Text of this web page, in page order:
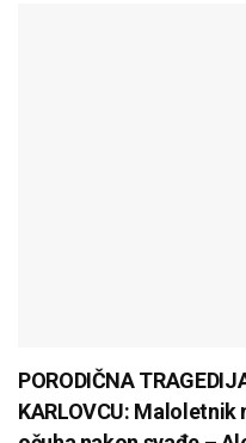
PORODIČNA
KARLOVCU: Maloletnik